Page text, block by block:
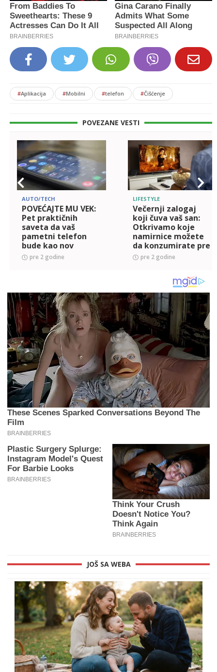
#Aplikacija #Mobilni #telefon #Čišćenje
POVEZANE VESTI
AUTO/TECH
POVEĆAJTE MU VEK:
Pet praktičnih
saveta da vaš
pametni telefon
bude kao nov
pre 2 godine
LIFESTYLE
Večernji zalogaj
koji čuva vaš san:
Otkrivamo koje
namirnice možete
da konzumirate pre
spavanja
pre 2 godine
JOŠ SA WEBA